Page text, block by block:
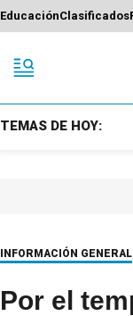
EducaciónClasificados
TEMAS DE HOY:
INFORMACIÓN GENERAL
Por el